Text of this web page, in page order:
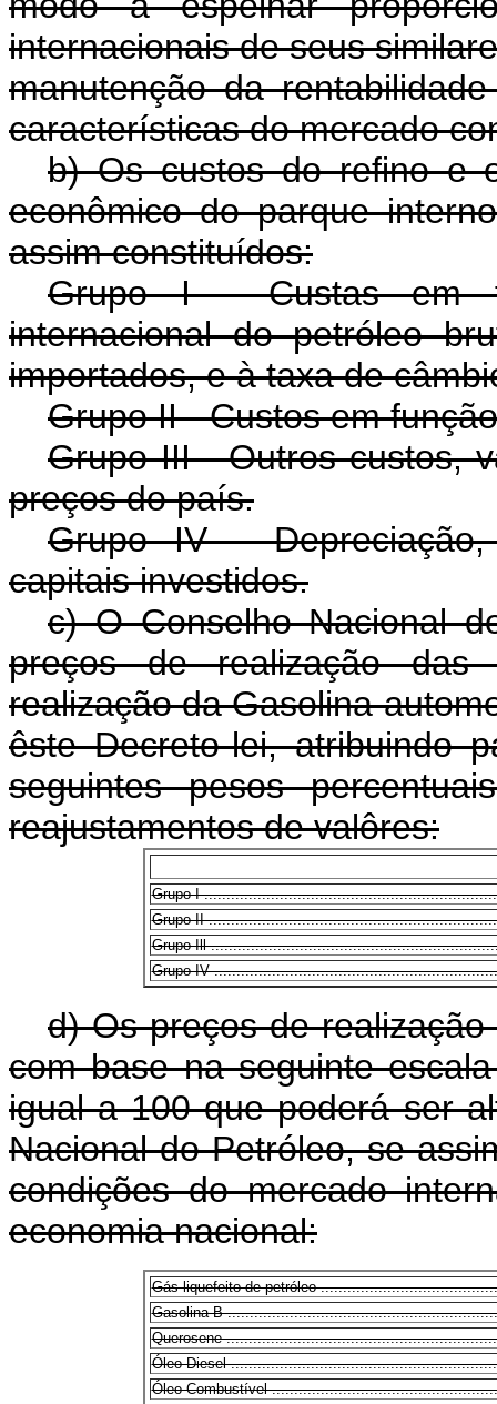
internacionais de seus
manutenção da
características do mercado
b) Os custos do refino e
econômico do parque
assim constituídos:
Grupo I - Custas em
internacional do petróleo
importados, e à taxa de
Grupo II - Custos em
Grupo III - Outros custos,
preços do país.
Grupo IV -
capitais investidos.
c) O Conselho Nacional
preços de realização
realização da Gasolina
êste Decreto-lei, atribuindo
seguintes pesos
reajustamentos de valôres:
Grupo I
Grupo II
Grupo Ill
Grupo IV
d) Os preços de
com base na seguinte
igual a 100 que poderá ser
Nacional do Petróleo, se
condições do mercado
economia nacional:
Gás liquefeito de petróleo
Gasolina B
Querosene
Óleo Diesel
Óleo Combustível